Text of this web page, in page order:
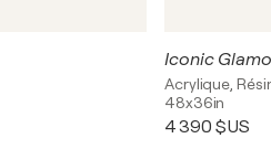
Iconic
Acrylique,
48x36in
4 390 $US